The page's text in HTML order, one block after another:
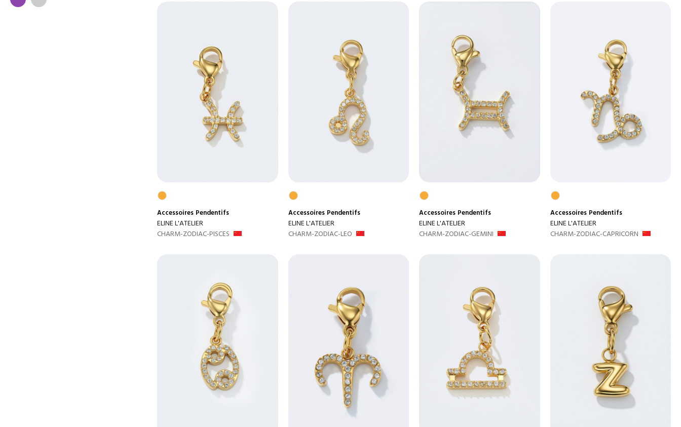
Accessoires Pendentifs
ELINE L'ATELIER
CHARM-ZODIAC-PISCES
Accessoires Pendentifs
ELINE L'ATELIER
CHARM-ZODIAC-LEO
Accessoires Pendentifs
ELINE L'ATELIER
CHARM-ZODIAC-GEMINI
Accessoires Pendentifs
ELINE L'ATELIER
CHARM-ZODIAC-CAPRICORN